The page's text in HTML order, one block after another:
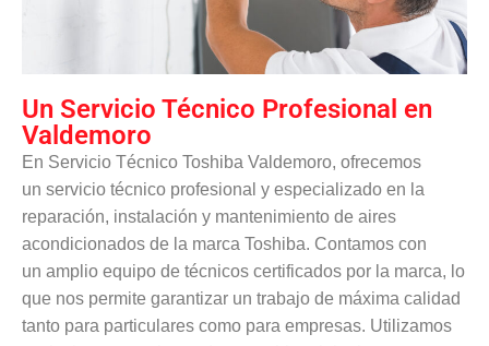
Un Servicio Técnico Profesional en
Valdemoro
En Servicio Técnico Toshiba Valdemoro, ofrecemos
un servicio técnico profesional y especializado en la
reparación, instalación y mantenimiento de aires
acondicionados de la marca Toshiba. Contamos con
un amplio equipo de técnicos certificados por la marca, lo
que nos permite garantizar un trabajo de máxima calidad
tanto para particulares como para empresas. Utilizamos